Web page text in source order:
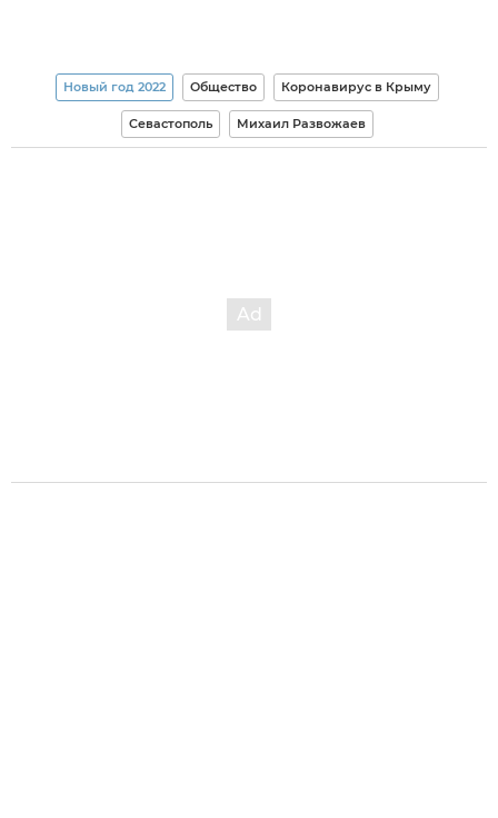
Новый год 2022 Общество Коронавирус в Крыму
Севастополь Михаил Развожаев